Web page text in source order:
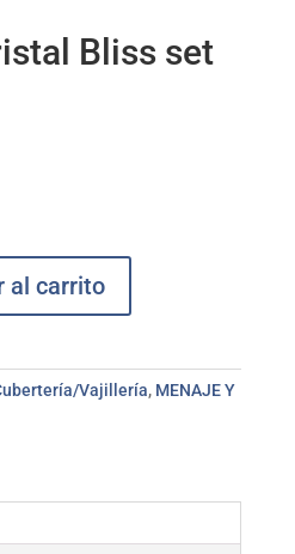
Bliss set
al carrito
Vajillería, MENAJE Y